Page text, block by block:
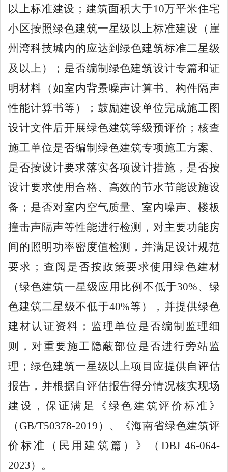
以上标准建设；建筑面积大于10万平米住宅
小区按照绿色建筑一星级以上标准建设（崖
州湾科技城内的应达到绿色建筑标准二星级
及以上）；是否编制绿色建筑设计专篇和证
明材料（如室内背景噪声计算书、构件隔声
性能计算书等）；鼓励建设单位完成施工图
设计文件后开展绿色建筑等级预评价；核查
施工单位是否编制绿色建筑专项施工方案、
是否按设计要求落实各项设计措施，是否按
设计要求使用合格、高效的节水节能设施设
备；是否对室内空气质量、室内噪声、楼板
撞击声隔声等性能进行检测，对主要功能房
间的照明功率密度值检测，并满足设计规范
要求；查阅是否按政策要求使用绿色建材
（绿色建筑一星级应用比例不低于30%、绿
色建筑二星级不低于40%等），并提供绿色
建材认证资料；监理单位是否编制监理细
则，对重要施工隐蔽部位是否进行旁站监
理；绿色建筑一星级以上项目应提供自评估
报告，并根据自评估报告得分情况核实现场
建设，保证满足《绿色建筑评价标准》
（GB/T50378-2019 ） 、
《海南省绿色建筑评
价标准（民用建筑篇）》（ DBJ 46-064-
2023） 。